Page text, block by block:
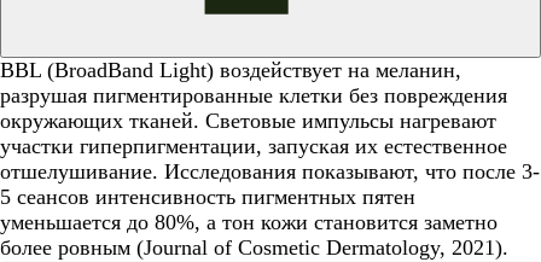
BBL (BroadBand Light) воздействует на меланин,
разрушая пигментированные клетки без повреждения
окружающих тканей. Световые импульсы нагревают
участки гиперпигментации, запуская их естественное
отшелушивание. Исследования показывают, что после 3-
5 сеансов интенсивность пигментных пятен
уменьшается до 80%, а тон кожи становится заметно
более ровным (Journal of Cosmetic Dermatology, 2021).